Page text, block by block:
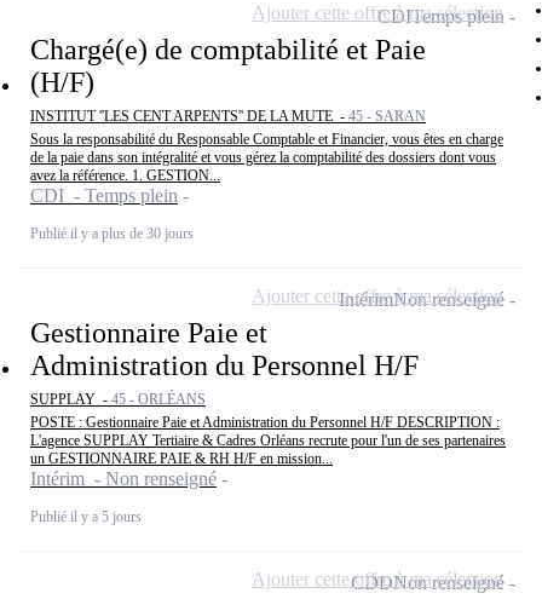
Chargé(e) de comptabilité et Paie
(H/F)
INSTITUT ''LES CENT ARPENTS'' DE LA MUTE - 45 - SARAN
Sous la responsabilité du Responsable Comptable et Financier, vous êtes en charge
de la paie dans son intégralité et vous gérez la comptabilité des dossiers dont vous
avez la référence. 1. GESTION...
CDI - Temps plein
Publié il y a plus de 30 jours
CDITemps plein
Ajouter cette offre à ma sélection
Gestionnaire Paie et
Administration du Personnel H/F
SUPPLAY - 45 - ORLÉANS
POSTE : Gestionnaire Paie et Administration du Personnel H/F DESCRIPTION :
L'agence SUPPLAY Tertiaire & Cadres Orléans recrute pour l'un de ses partenaires
un GESTIONNAIRE PAIE & RH H/F en mission...
Intérim - Non renseigné
Publié il y a 5 jours
IntérimNon renseigné
Ajouter cette offre à ma sélection
CDDNon renseigné
Ajouter cette offre à ma sélection